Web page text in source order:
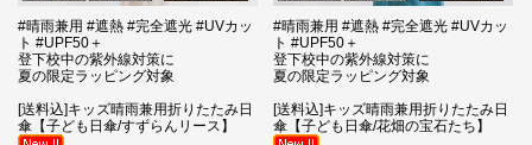
#晴雨兼用 #遮熱 #完全遮光 #UVカッ
ト #UPF50＋
登下校中の紫外線対策に
夏の限定ラッピング対象
[送料込]キッズ晴雨兼用折りたたみ日
傘【子ども日傘/すずらんリース】
#晴雨兼用 #遮熱 #完全遮光 #UVカッ
ト #UPF50＋
登下校中の紫外線対策に
夏の限定ラッピング対象
[送料込]キッズ晴雨兼用折りたたみ日
傘【子ども日傘/花畑の宝石たち】